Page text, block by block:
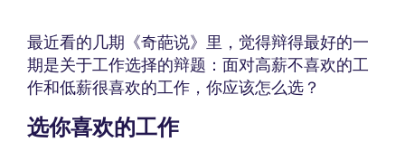
最近看的几期《奇葩说》里，觉得辩得最好的一
期是关于工作选择的辩题：面对高薪不喜欢的工
作和低薪很喜欢的工作，你应该怎么选？
选你喜欢的工作